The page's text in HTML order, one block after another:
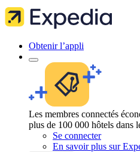
Obtenir l’appli
Les membres connectés
plus de 100 000 hôtels dans
Se connecter
En savoir plus sur